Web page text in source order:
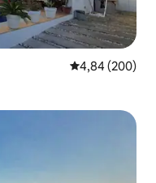
Évaluation
4,84 (200)